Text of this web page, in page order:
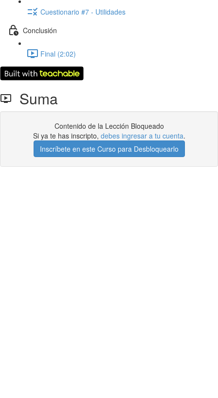
Cuestionario #7 - Utilidades
Conclusión
Final (2:02)
Suma
Contenido de la Lección Bloqueado
Si ya te has inscripto, debes ingresar a tu cuenta.
Inscríbete en este Curso para Desbloquearlo